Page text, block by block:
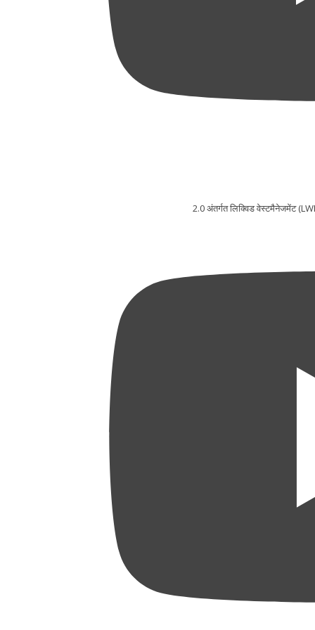
2.0 अंतर्गत लिक्विड वेस्टमैनेजमेंट